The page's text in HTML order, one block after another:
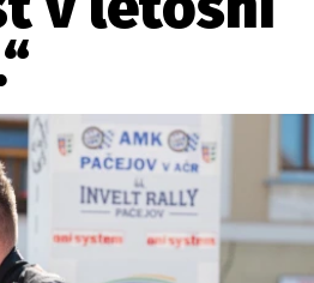
údaje / Cookies
GROUP s.r.o., IČ: 118 23 054